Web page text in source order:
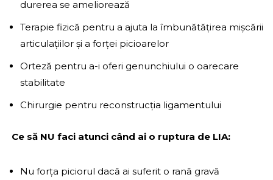
durerea se ameliorează
Terapie fizică pentru a ajuta la îmbunătățirea mișcării
articulațiilor și a forței picioarelor
Orteză pentru a-i oferi genunchiului o oarecare
stabilitate
Chirurgie pentru reconstrucția ligamentului
Ce să NU faci atunci când ai o ruptura de LIA:
Nu forța piciorul dacă ai suferit o rană gravă